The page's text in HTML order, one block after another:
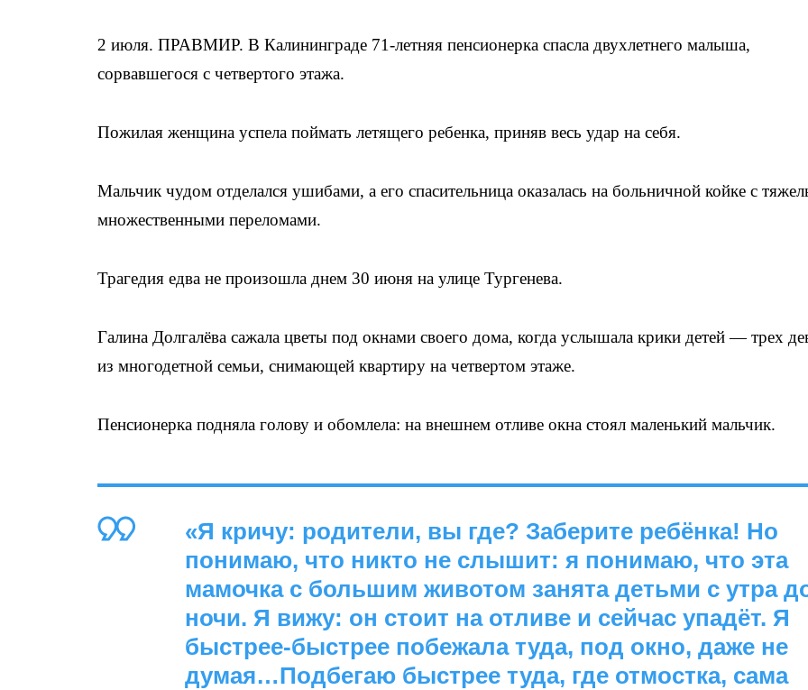
2 июля. ПРАВМИР. В Калининграде 71-летняя пенсионерка спасла двухлетнего малыша,
сорвавшегося с четвертого этажа.
Пожилая женщина успела поймать летящего ребенка, приняв весь удар на себя.
Мальчик чудом отделался ушибами, а его спасительница оказалась на больничной койке с
множественными переломами.
Трагедия едва не произошла днем 30 июня на улице Тургенева.
Галина Долгалёва сажала цветы под окнами своего дома, когда услышала крики детей — трех
из многодетной семьи, снимающей квартиру на четвертом этаже.
Пенсионерка подняла голову и обомлела: на внешнем отливе окна стоял маленький мальчик.
«Я кричу: родители, вы где? Заберите ребёнка! Но
понимаю, что никто не слышит: я понимаю, что эта
мамочка с большим животом занята детьми с утра
ночи. Я вижу: он стоит на отливе и сейчас упадёт. Я
быстрее-быстрее побежала туда, под окно, даже не
думая…Подбегаю быстрее туда, где отмостка, сама